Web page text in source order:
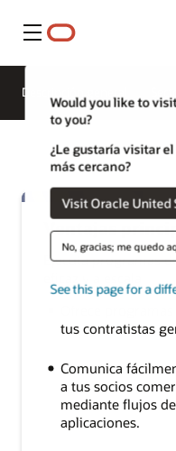
Menú
Would you like to
to you?
¿Le gustaría visitar
más cercano?
Visit Oracle United
No, gracias; me quedo
See this page for a
Descripción general
Ventajas
Ejecuta programas
tus contratistas
Comunica
a tus socios
mediante flujos
aplicaciones.